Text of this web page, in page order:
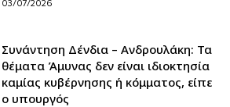
03/07/2026
Συνάντηση Δένδια – Ανδρουλάκη: Τα
θέματα Άμυνας δεν είναι ιδιοκτησία
καμίας κυβέρνησης ή κόμματος, είπε
ο υπουργός